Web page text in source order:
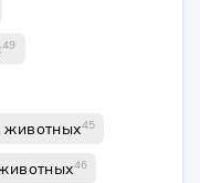
49
животных45
46